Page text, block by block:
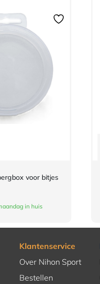
voor bitjes
in huis
Klantenservice
Over Nihon Sport
Bestellen